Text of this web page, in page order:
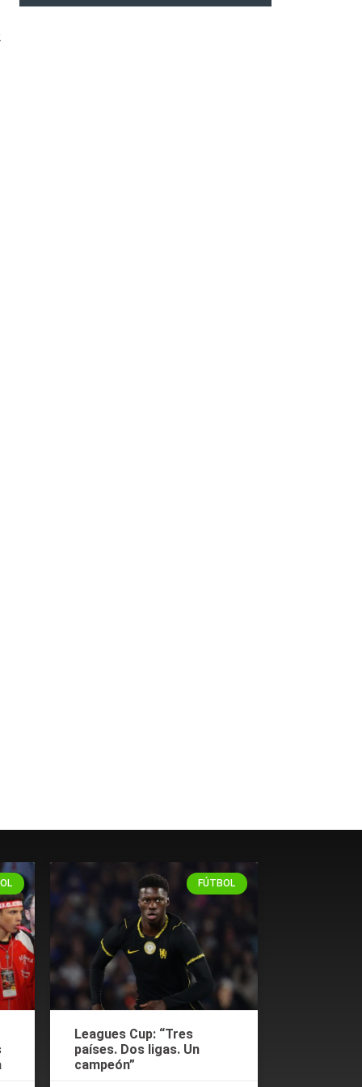
FÚTBOL
Leagues Cup: “Tres
países. Dos ligas. Un
campeón”